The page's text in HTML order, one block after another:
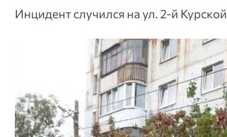
Инцидент случился на ул. 2-й Курской